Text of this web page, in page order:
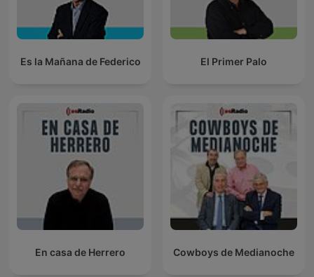
Es la Mañana de Federico El Primer Palo
En casa de Herrero Cowboys de Medianoche